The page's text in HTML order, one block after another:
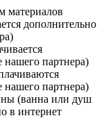
материалов
дополнительно
нашего партнера)
нашего партнера)
(ванна или душ
в интернет